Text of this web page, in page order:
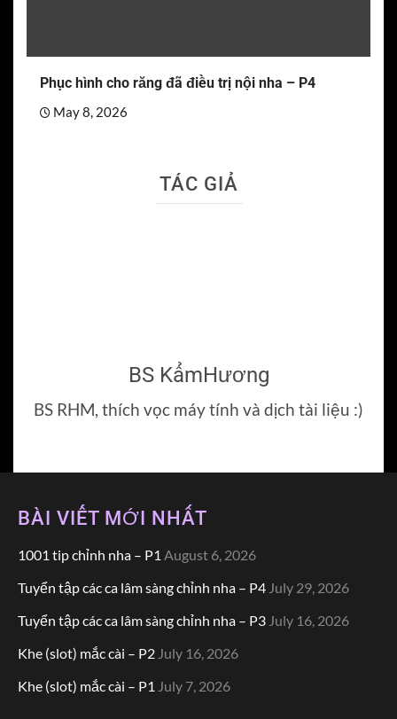
Phục hình cho răng đã điều trị nội nha – P4
May 8, 2026
TÁC GIẢ
BS KẩmHương
BS RHM, thích vọc máy tính và dịch tài liệu :)
BÀI VIẾT MỚI NHẤT
1001 tip chỉnh nha – P1 August 6, 2026
Tuyển tập các ca lâm sàng chỉnh nha – P4 July 29, 2026
Tuyển tập các ca lâm sàng chỉnh nha – P3 July 16, 2026
Khe (slot) mắc cài – P2 July 16, 2026
Khe (slot) mắc cài – P1 July 7, 2026